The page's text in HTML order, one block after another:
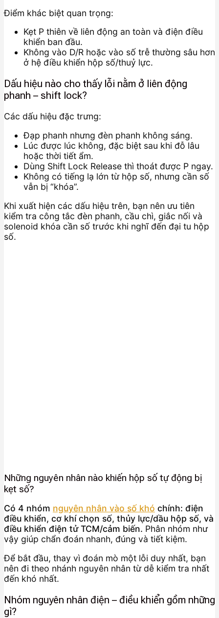
Điểm khác biệt quan trọng:
Kẹt P thiên về liên động an toàn và điện điều
khiển ban đầu.
Không vào D/R hoặc vào số trễ thường sâu hơn
ở hệ điều khiển hộp số/thuỷ lực.
Dấu hiệu nào cho thấy lỗi nằm ở liên động
phanh – shift lock?
Các dấu hiệu đặc trưng:
Đạp phanh nhưng đèn phanh không sáng.
Lúc được lúc không, đặc biệt sau khi đỗ lâu
hoặc thời tiết ẩm.
Dùng Shift Lock Release thì thoát được P ngay.
Không có tiếng lạ lớn từ hộp số, nhưng cần số
vẫn bị “khóa”.
Khi xuất hiện các dấu hiệu trên, bạn nên ưu tiên
kiểm tra công tắc đèn phanh, cầu chì, giắc nối và
solenoid khóa cần số trước khi nghĩ đến đại tu hộp
số.
Những nguyên nhân nào khiến hộp số tự động bị
kẹt số?
Có 4 nhóm nguyên nhân vào số khó chính: điện
điều khiển, cơ khí chọn số, thủy lực/dầu hộp số, và
điều khiển điện tử TCM/cảm biến. Phân nhóm như
vậy giúp chẩn đoán nhanh, đúng và tiết kiệm.
Để bắt đầu, thay vì đoán mò một lỗi duy nhất, bạn
nên đi theo nhánh nguyên nhân từ dễ kiểm tra nhất
đến khó nhất.
Nhóm nguyên nhân điện – điều khiển gồm những
gì?